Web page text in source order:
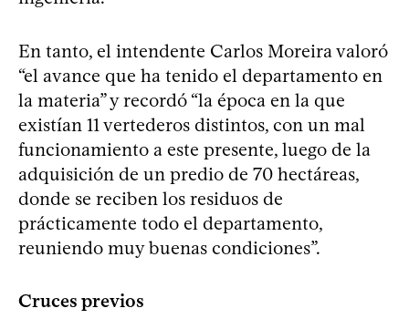
En tanto, el intendente Carlos Moreira valoró
“el avance que ha tenido el departamento en
la materia” y recordó “la época en la que
existían 11 vertederos distintos, con un mal
funcionamiento a este presente, luego de la
adquisición de un predio de 70 hectáreas,
donde se reciben los residuos de
prácticamente todo el departamento,
reuniendo muy buenas condiciones”.
Cruces previos